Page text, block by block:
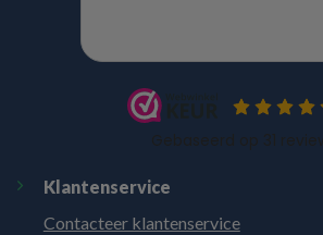
Klantenservice
Contacteer klantenservice